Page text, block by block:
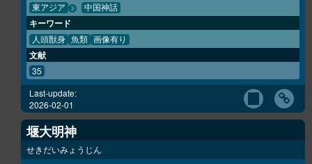
東アジア 中国神話
キーワード
人頭獣身 魚類 画像有り
文献
35
Last-update:
2026-02-01
堰大明神
せきだいみょうじん